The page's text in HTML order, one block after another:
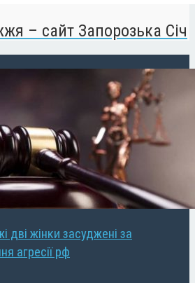
– сайт Запорозька Січ
дві жінки засуджені за
агресії рф